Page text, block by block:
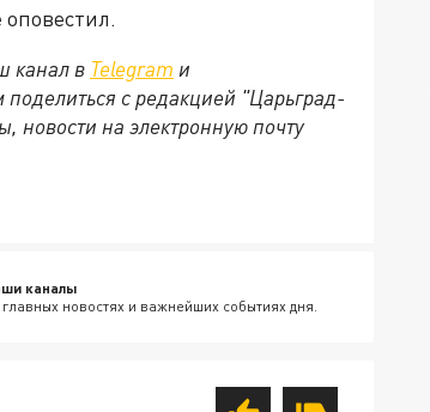
канал в Telegram и
поделиться с редакцией "Царьград-
новости на электронную почту
каналы
новостях и важнейших событиях дня.